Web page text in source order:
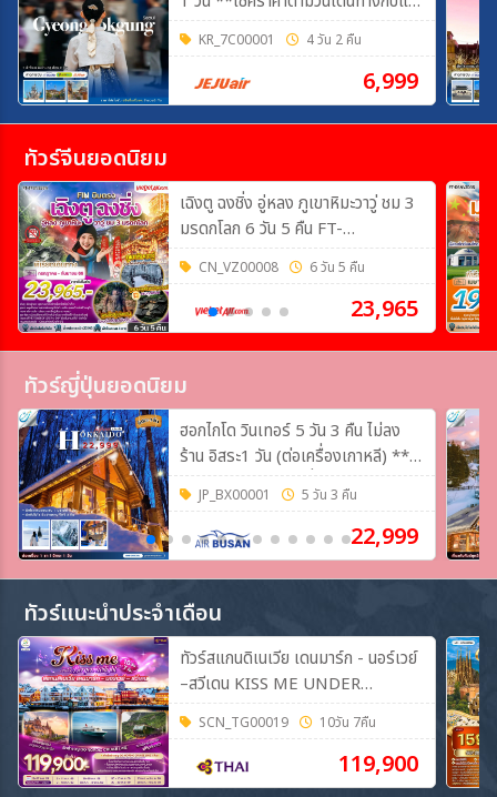
ดมินเท่านั้น**
KR_7C00001 4 วัน 2 คืน
6,999
ทัวร์จีนยอดนิยม
เฉิงตู ฉงชิ่ง อู่หลง ภูเขาหิมะวาวู่ ชม 3
มรดกโลก 6 วัน 5 คืน FT-
TFUVZ33A
CN_VZ00008 6 วัน 5 คืน
23,965
ทัวร์ญี่ปุ่นยอดนิยม
ฮอกไกโด วินเทอร์ 5 วัน 3 คืน ไม่ลง
ร้าน อิสระ1 วัน (ต่อเครื่องเกาหลี) **
เช็คราคาอัพเดตและที่นั่งว่างกับแอดมิน
** JP_BX00001 5 วัน 3 คืน
22,999
ทัวร์แนะนำประจำเดือน
ทัวร์สแกนดิเนเวีย เดนมาร์ก - นอร์เวย์
–สวีเดน KISS ME UNDER
BERGEN TWIGHT LIGHT
SCANDINAVIA 10วัน 7คืน (TG)
SCN_TG00019 10วัน 7คืน
119,900